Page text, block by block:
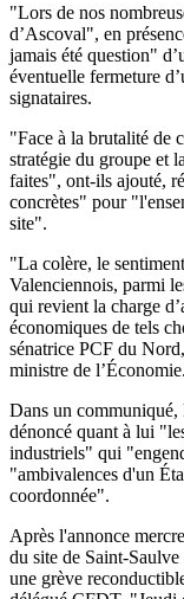
"Lors de nos
d’Ascoval", en
jamais été question"
éventuelle fermeture
signataires.
"Face à la brutalité de
stratégie du groupe et
faites", ont-ils ajouté,
concrètes" pour
site".
"La colère, le
Valenciennois, parmi
qui revient la charge
économiques de tels
sénatrice PCF du
ministre de l’Économie.
Dans un
dénoncé quant à lui
industriels" qui
"ambivalences d'un
coordonnée".
Après l'annonce
du site de Saint-
une grève